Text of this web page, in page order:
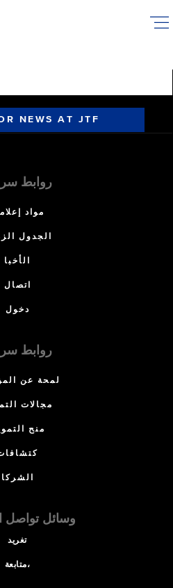
NEWS AT JTF
روابط
مواد
الجدول
الأخبا
اتصال
دخول
روابط
لمحة عن
مجالات
منح
الشركا
وسائل تواصل
تغريد
متابعة،